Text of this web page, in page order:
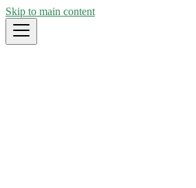
Skip to main content